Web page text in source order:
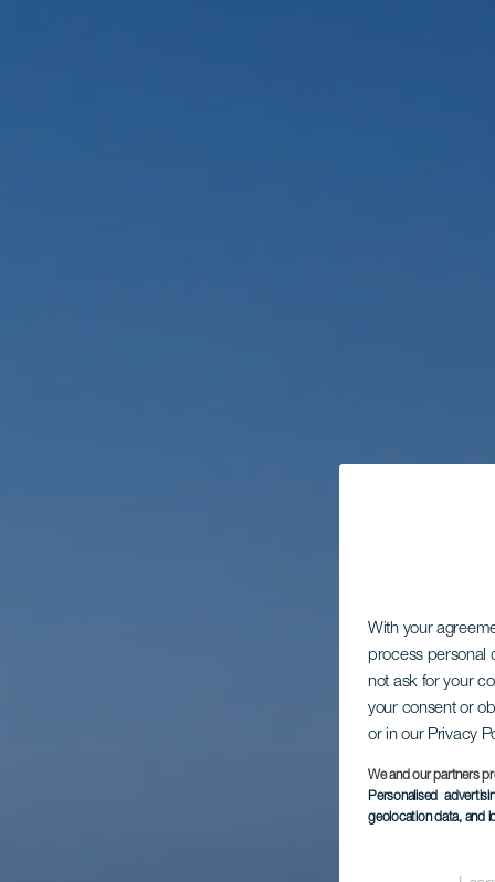
With your
process personal
not ask for your
your consent or
or in our Privacy
We and our partners
Personalised
geolocation data, and